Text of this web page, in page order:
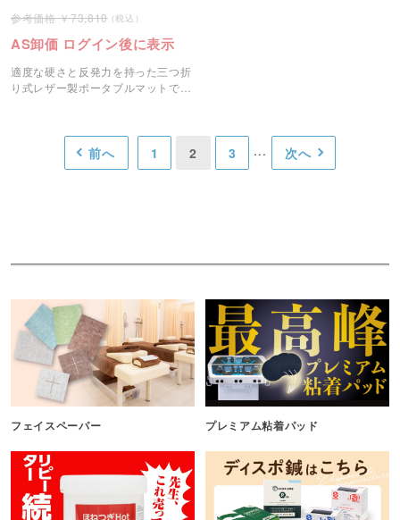
73,810
AS卸価 ログイン後に表示
適度な硬さと反発力を持った三つ折
り式レザー製ポータブルマットで
前へ 1 2 3 次へ
フェイスペーパー プレミアム粘着パッド